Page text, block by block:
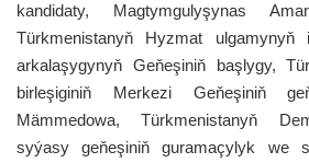
kandidaty, Magtymgulyşynas
Türkmenistanyň Hyzmat
arkalaşygynyň Geňeşiniň başlygy,
birleşiginiň Merkezi Geňeşiniň
Mämmedowa, Türkmenistanyň
syýasy geňeşiniň guramaçylyk we